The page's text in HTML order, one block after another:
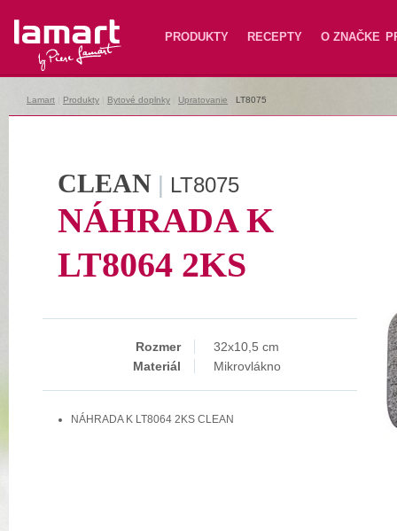
Lamart PRODUKTY RECEPTY O ZNAČKE
Lamart Produkty Bytové doplnky Upratovanie LT8075
CLEAN | LT8075
NÁHRADA K
LT8064 2KS
Rozmer
32x10,5 cm
Materiál
Mikrovlákno
NÁHRADA K LT8064 2KS CLEAN